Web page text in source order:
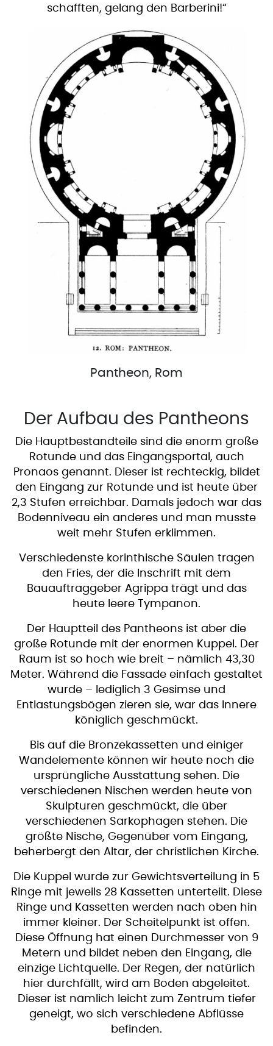
schafften, gelang den Barberini!“
Pantheon, Rom
Der Aufbau des Pantheons
Die Hauptbestandteile sind die enorm große
Rotunde und das Eingangsportal, auch
Pronaos genannt. Dieser ist rechteckig, bildet
den Eingang zur Rotunde und ist heute über
2,3 Stufen erreichbar. Damals jedoch war das
Bodenniveau ein anderes und man musste
weit mehr Stufen erklimmen.
Verschiedenste korinthische Säulen tragen
den Fries, der die Inschrift mit dem
Bauauftraggeber Agrippa trägt und das
heute leere Tympanon.
Der Hauptteil des Pantheons ist aber die
große Rotunde mit der enormen Kuppel. Der
Raum ist so hoch wie breit – nämlich 43,30
Meter. Während die Fassade einfach gestaltet
wurde – lediglich 3 Gesimse und
Entlastungsbögen zieren sie, war das Innere
königlich geschmückt.
Bis auf die Bronzekassetten und einiger
Wandelemente können wir heute noch die
ursprüngliche Ausstattung sehen. Die
verschiedenen Nischen werden heute von
Skulpturen geschmückt, die über
verschiedenen Sarkophagen stehen. Die
größte Nische, Gegenüber vom Eingang,
beherbergt den Altar, der christlichen Kirche.
Die Kuppel wurde zur Gewichtsverteilung in 5
Ringe mit jeweils 28 Kassetten unterteilt. Diese
Ringe und Kassetten werden nach oben hin
immer kleiner. Der Scheitelpunkt ist offen.
Diese Öffnung hat einen Durchmesser von 9
Metern und bildet neben den Eingang, die
einzige Lichtquelle. Der Regen, der natürlich
hier durchfällt, wird am Boden abgeleitet.
Dieser ist nämlich leicht zum Zentrum tiefer
geneigt, wo sich verschiedene Abflüsse
befinden.